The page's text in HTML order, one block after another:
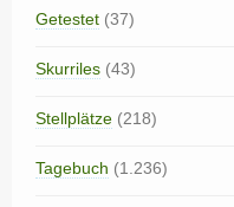
Getestet (37)
Skurriles (43)
Stellplätze (218)
Tagebuch (1.236)